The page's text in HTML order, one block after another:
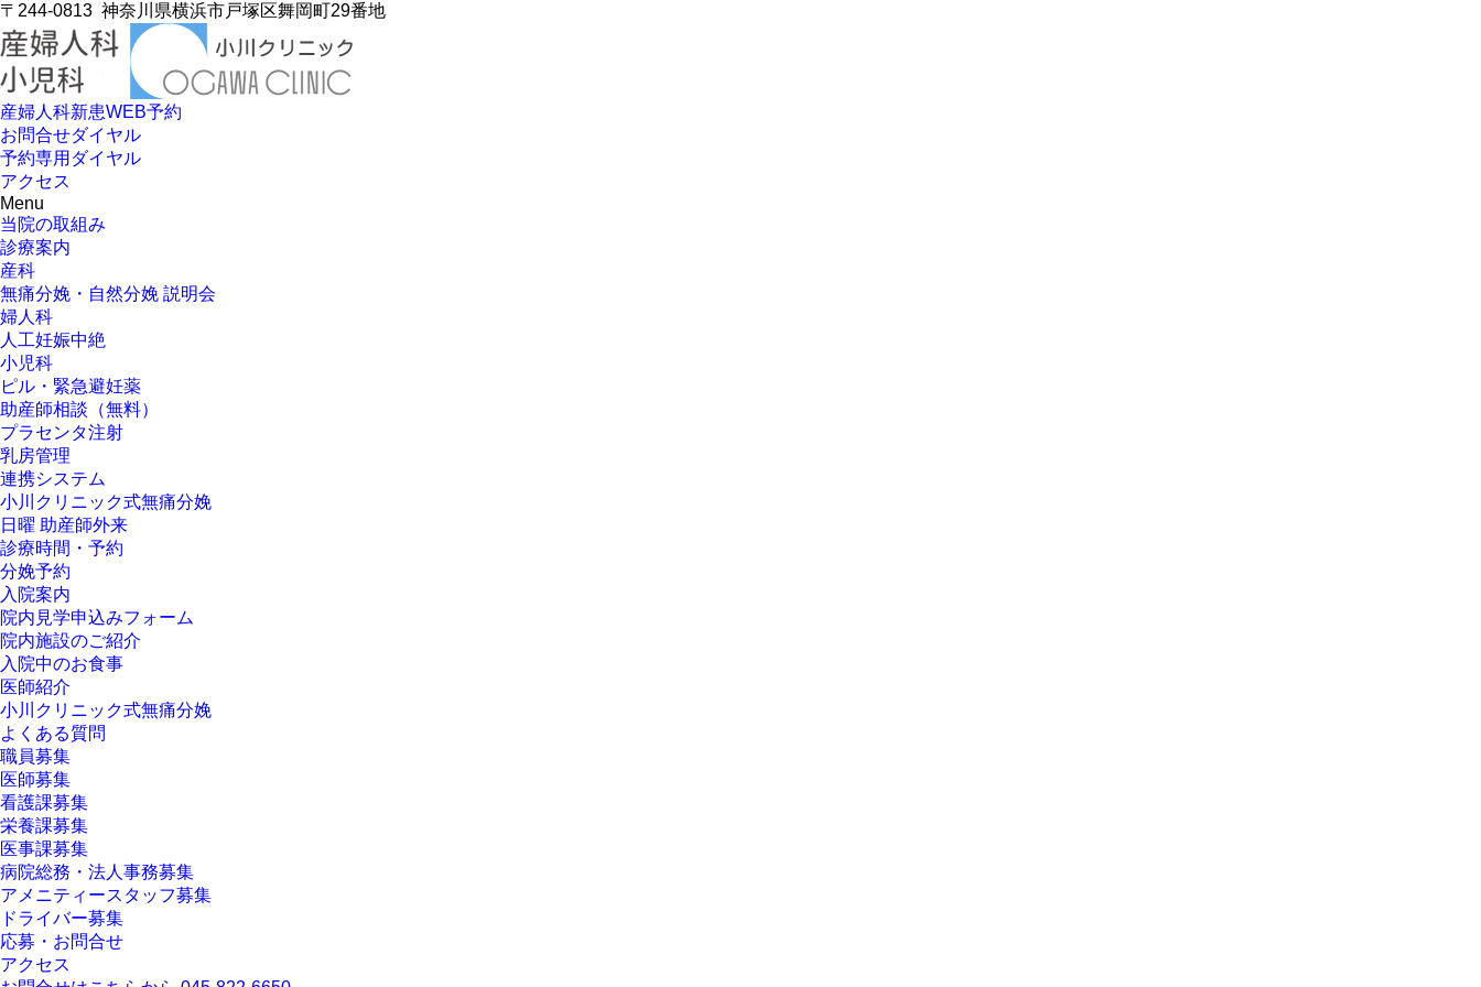
〒244-0813 神奈川県横浜市戸塚区舞岡町29番地
産婦人科新患WEB予約
お問合せダイヤル
予約専用ダイヤル
アクセス
Menu
当院の取組み
診療案内
産科
無痛分娩・自然分娩 説明会
婦人科
人工妊娠中絶
小児科
ピル・緊急避妊薬
助産師相談（無料）
プラセンタ注射
乳房管理
連携システム
小川クリニック式無痛分娩
日曜 助産師外来
診療時間・予約
分娩予約
入院案内
院内見学申込みフォーム
院内施設のご紹介
入院中のお食事
医師紹介
小川クリニック式無痛分娩
よくある質問
職員募集
医師募集
看護課募集
栄養課募集
医事課募集
病院総務・法人事務募集
アメニティースタッフ募集
ドライバー募集
応募・お問合せ
アクセス